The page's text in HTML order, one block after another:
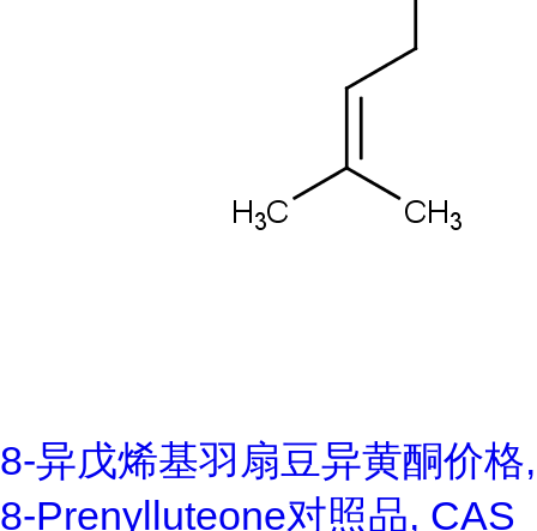
8-异戊烯基羽扇豆异黄酮价格,
8-Prenylluteone对照品, CAS